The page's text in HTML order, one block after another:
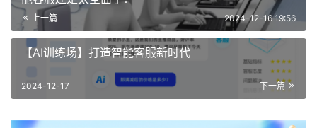
上一篇 2024-12-16 19:56
【AI训练场】打造智能客服新时代
下一篇
2024-12-17